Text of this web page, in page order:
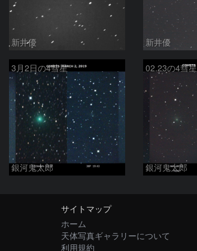
新井優 新井優
3月2日の4彗星
銀河鬼太郎
02.23の4彗星
銀河鬼太郎
サイトマップ
ホーム
天体写真ギャラリーについて
利用規約